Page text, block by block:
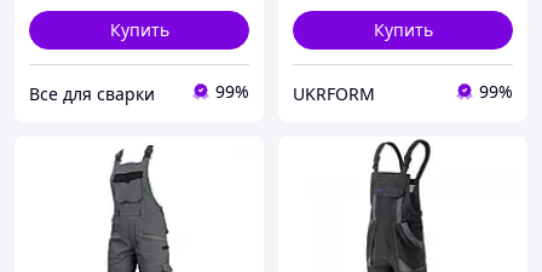
Купить
Все для сварки 99%
Купить
UKRFORM 99%